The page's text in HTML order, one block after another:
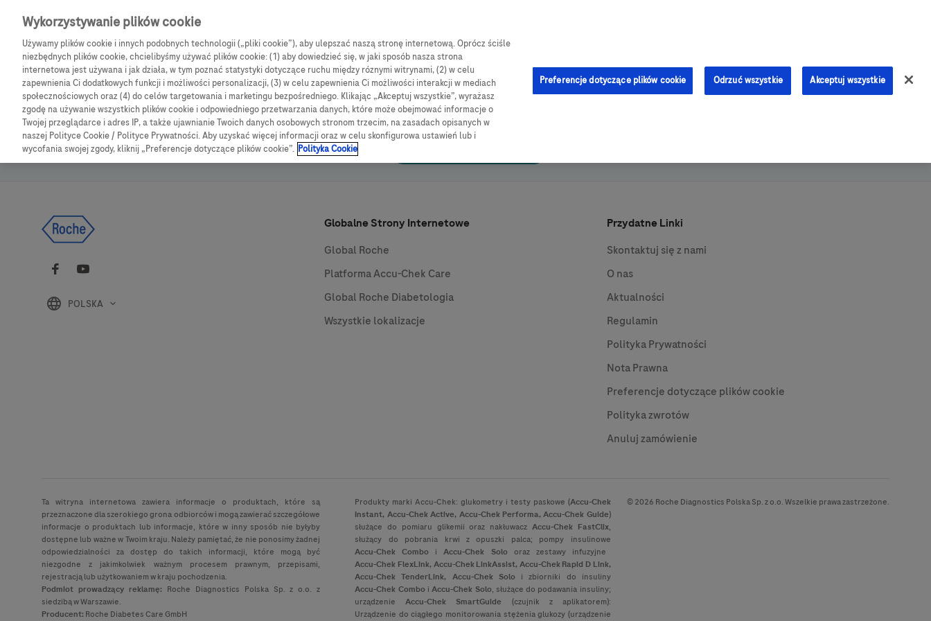
Skip navigation
CGM Produkty Blog Obsługa i pomoc Kontakt
Kliknij poniższy przycisk, aby się zalogować lub zarejestrować
POLSKA
Globalne Strony Internetowe
Global Roche
PlatformaAccu-Chek Care
Global Roche Diabetologia
Wszystkie lokalizacje
Przydatne Linki
Skontaktuj się z nami
O nas
Aktualności
Regulamin
Polityka Prywatności
Nota Prawna
Preferencje dotyczące plików cookie
Polityka zwrotów
Anuluj zamówienie
Ta witryna internetowa zawiera informacje o produktach, które są
przeznaczone dla szerokiego grona odbiorców i mogą zawierać szczegółowe
informacje o produktach lub informacje, które w inny sposób nie byłyby
dostępne lub ważne w Twoim kraju. Należy pamiętać, że nie ponosimy żadnej
odpowiedzialności za dostęp do takich informacji, które mogą być
niezgodne z jakimkolwiek ważnym procesem prawnym, przepisami,
rejestracją lub użytkowaniem w kraju pochodzenia.
Podmiot prowadzący reklamę: Roche Diagnostics Polska Sp. z o.o. z
siedzibą w Warszawie.
Producent: Roche Diabetes Care GmbH
Produkty markiAccu-Chek: glukometry i testy paskowe (Accu-Chek
Instant, Accu-ChekActive, Accu-ChekPerforma,Accu-Chek Guide)
służące do pomiaru glikemii oraz nakłuwacz Accu-ChekFastClix,
służący do pobrania krwi z opuszki palca; pompy insulinowe
Accu-Chek Combo iAccu-Chek Solo oraz zestawy infuzyjne
Accu-Chek FlexLink, Accu-ChekLinkAssist, Accu-ChekRapid D Link,
Accu-Chek TenderLink, Accu-ChekSolo i zbiorniki do insuliny
Accu-Chek Combo iAccu-Chek Solo, służące do podawania insuliny;
urządzenieAccu-Chek SmartGuide (czujnik z aplikatorem):
Urządzenie do ciągłego monitorowania stężenia glukozy (urządzenie
© 2026 Roche Diagnostics Polska Sp. z o.o. Wszelkie prawa zastrzeżone.
Wykorzystywanie plików cookie
Używamy plików cookie i innych podobnych technologii („pliki cookie”), aby ulepszać naszą stronę internetową. Oprócz ściśle
niezbędnych plików cookie, chcielibyśmy używać plików cookie: (1) aby dowiedzieć się, w jaki sposób nasza strona
internetowa jest używana i jak działa, w tym poznać statystyki dotyczące ruchu między róznymi witrynami, (2) w celu
zapewnienia Ci dodatkowych funkcji i możliwości personalizacji, (3) w celu zapewnienia Ci możliwości interakcji w mediach
społecznościowych oraz (4) do celów targetowania i marketingu bezpośredniego. Klikając „Akceptuj wszystkie”, wyrażasz
zgodę na używanie wszystkich plików cookie i odpowiedniego przetwarzania danych, które może obejmować informacje o
Twojej przeglądarce i adres IP, a także ujawnianie Twoich danych osobowych stronom trzecim, na zasadach opisanych w
naszej Polityce Cookie / Polityce Prywatności. Aby uzyskać więcej informacji oraz w celu skonfigurowa ustawień lub i
wycofania swojej zgody, kliknij „Preferencje dotyczące plików cookie”. Polityka Cookie
Preferencje dotyczące plików cookie Odrzuć wszystkie Akceptuj wszystkie